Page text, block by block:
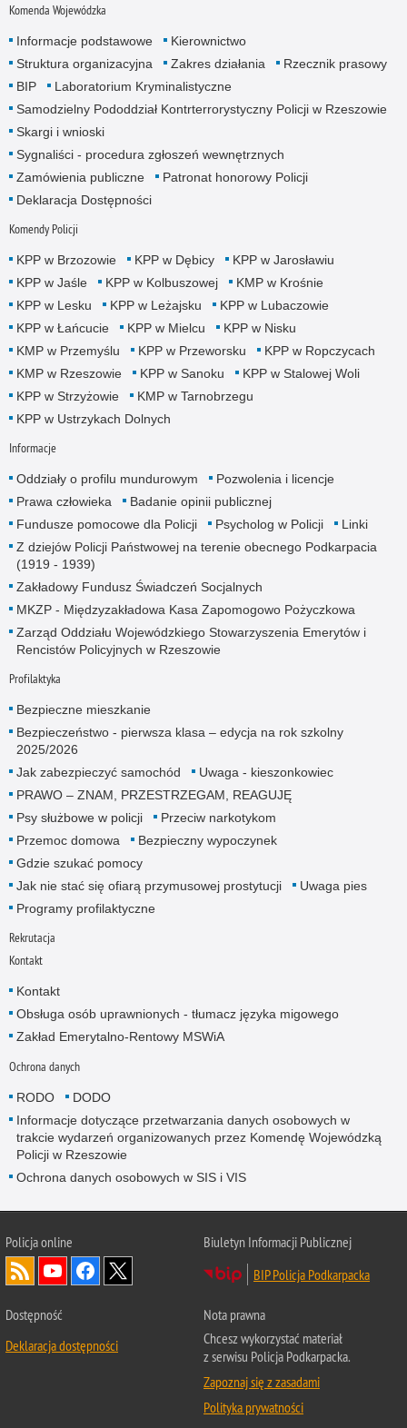
Komenda Wojewódzka
Informacje podstawowe
Kierownictwo
Struktura organizacyjna
Zakres działania
Rzecznik prasowy
BIP
Laboratorium Kryminalistyczne
Samodzielny Pododdział Kontrterrorystyczny Policji w Rzeszowie
Skargi i wnioski
Sygnaliści - procedura zgłoszeń wewnętrznych
Zamówienia publiczne
Patronat honorowy Policji
Deklaracja Dostępności
Komendy Policji
KPP w Brzozowie KPP w Dębicy
KPP w Jarosławiu
KPP w Jaśle
KPP w Kolbuszowej
KMP w Krośnie
KPP w Lesku
KPP w Leżajsku
KPP w Lubaczowie
KPP w Łańcucie
KPP w Mielcu
KPP w Nisku
KMP w Przemyślu
KPP w Przeworsku
KPP w Ropczycach
KMP w Rzeszowie
KPP w Sanoku
KPP w Stalowej Woli
KPP w Strzyżowie
KMP w Tarnobrzegu
KPP w Ustrzykach Dolnych
Informacje
Oddziały o profilu mundurowym
Pozwolenia i licencje
Prawa człowieka
Badanie opinii publicznej
Fundusze pomocowe dla Policji
Psycholog w Policji
Linki
Z dziejów Policji Państwowej na terenie obecnego Podkarpacia
(1919 - 1939)
Zakładowy Fundusz Świadczeń Socjalnych
MKZP - Międzyzakładowa Kasa Zapomogowo Pożyczkowa
Zarząd Oddziału Wojewódzkiego Stowarzyszenia Emerytów i
Rencistów Policyjnych w Rzeszowie
Profilaktyka
Bezpieczne mieszkanie
Bezpieczeństwo - pierwsza klasa – edycja na rok szkolny
2025/2026
Jak zabezpieczyć samochód
Uwaga - kieszonkowiec
PRAWO – ZNAM, PRZESTRZEGAM, REAGUJĘ
Psy służbowe w policji
Przeciw narkotykom
Przemoc domowa
Bezpieczny wypoczynek
Gdzie szukać pomocy
Jak nie stać się ofiarą przymusowej prostytucji
Uwaga pies
Programy profilaktyczne
Rekrutacja
Kontakt
Kontakt
Obsługa osób uprawnionych - tłumacz języka migowego
Zakład Emerytalno-Rentowy MSWiA
Ochrona danych
RODO
DODO
Informacje dotyczące przetwarzania danych osobowych w
trakcie wydarzeń organizowanych przez Komendę Wojewódzką
Policji w Rzeszowie
Ochrona danych osobowych w SIS i VIS
Policja online
Biuletyn Informacji Publicznej
BIP Policja Podkarpacka
Dostępność
Deklaracja dostępności
Nota prawna
Chcesz wykorzystać materiał
z serwisu Policja Podkarpacka.
Zapoznaj się z zasadami
Polityka prywatności